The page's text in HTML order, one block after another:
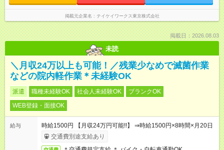
掲載元企業名 テイケイワークス東京株式会社
掲載日：2026.08.03
未読
＼月収24万以上も可能！／残業少なめで滅菌作業
などの院内軽作業＊未経験OK
派遣 職種未経験OK 社会人未経験OK
ブランクOK
WEB登録・面接OK
給与
時給1500円 【月収24万円可能!!】 ⇒時給1500円×8時間×月20日
交通費別途支給あり